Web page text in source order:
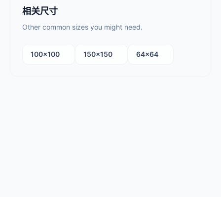
相关尺寸
Other common sizes you might need.
100×100 150×150 64×64